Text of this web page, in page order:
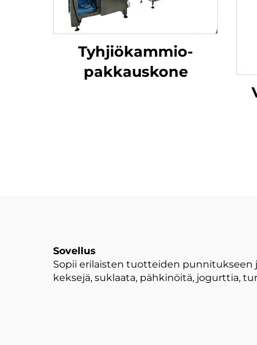
Tyhjiökammio-
pakkauskone
Sovellus
Sopii erilaisten tuotteiden punnitukseen
keksejä, suklaata, pähkinöitä, jogurttia,